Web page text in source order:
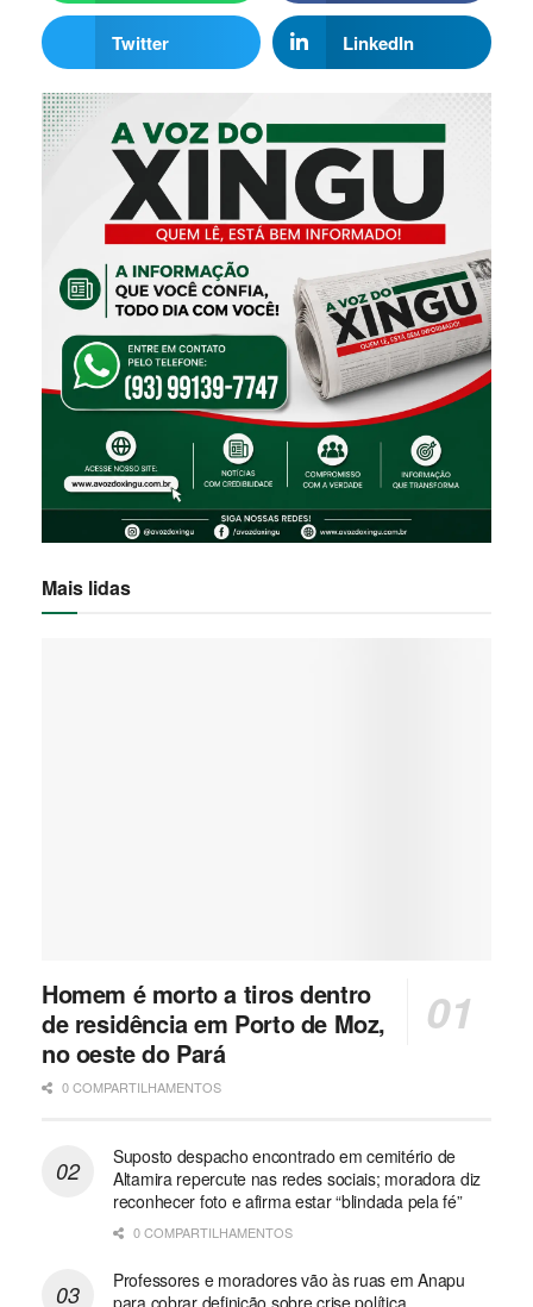
Twitter LinkedIn
Mais lidas
Homem é morto a tiros dentro
de residência em Porto de Moz,
no oeste do Pará
0 COMPARTILHAMENTOS
Suposto despacho encontrado em cemitério de
Altamira repercute nas redes sociais; moradora diz
reconhecer foto e afirma estar “blindada pela fé”
0 COMPARTILHAMENTOS
Professores e moradores vão às ruas em Anapu
para cobrar definição sobre crise política